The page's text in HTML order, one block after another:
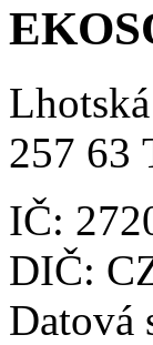
257 63
IČ:
DIČ:
Datová